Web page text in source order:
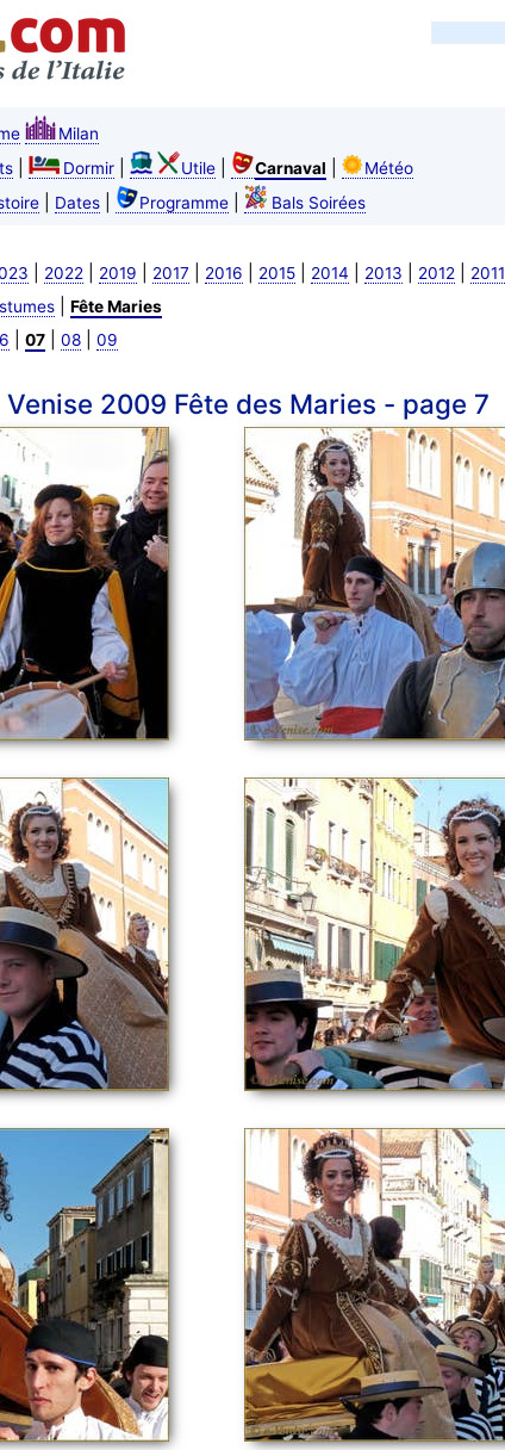
Milan
| Dormir| Utile| Carnaval
Météo
| Dates| Programme| Bals Soirées
2022 2019 2017 2016 2015| 2014 2013 2012 2011
| Fête Maries
07| 08| 09
2009 Fête des Maries - page 7